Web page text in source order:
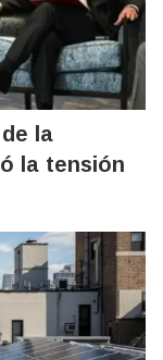
la
la tensión